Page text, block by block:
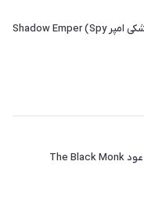
عطر شادوو (اسبای) مشکی امپر Shadow Emper (Spy
عطر بلک مانک امپریال عود The Black Monk